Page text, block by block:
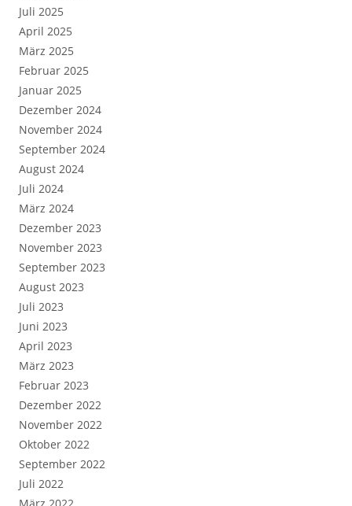
Juli 2025
April 2025
März 2025
Februar 2025
Januar 2025
Dezember 2024
November 2024
September 2024
August 2024
Juli 2024
März 2024
Dezember 2023
November 2023
September 2023
August 2023
Juli 2023
Juni 2023
April 2023
März 2023
Februar 2023
Dezember 2022
November 2022
Oktober 2022
September 2022
Juli 2022